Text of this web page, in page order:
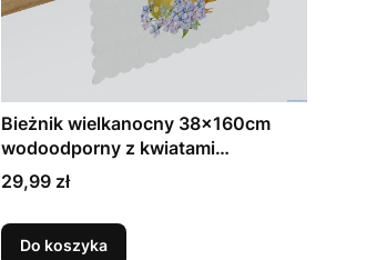
Bieżnik wielkanocny 38x160cm
wodoodporny z kwiatami
kurczaczek (1)
Cena
29,99 zł
Do koszyka